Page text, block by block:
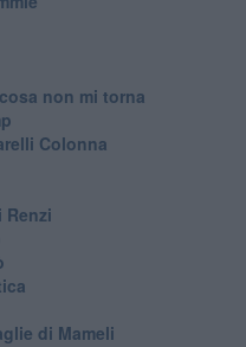
non mi torna
Colonna
Renzi
di Mameli